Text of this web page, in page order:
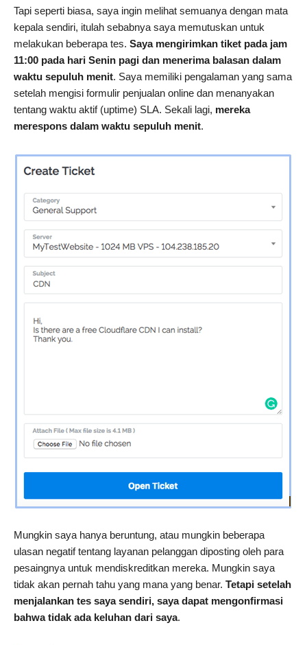
Tapi seperti biasa, saya ingin melihat semuanya dengan mata
kepala sendiri, itulah sebabnya saya memutuskan untuk
melakukan beberapa tes. Saya mengirimkan tiket pada jam
11:00 pada hari Senin pagi dan menerima balasan dalam
waktu sepuluh menit. Saya memiliki pengalaman yang sama
setelah mengisi formulir penjualan online dan menanyakan
tentang waktu aktif (uptime) SLA. Sekali lagi, mereka
merespons dalam waktu sepuluh menit.
Mungkin saya hanya beruntung, atau mungkin beberapa
ulasan negatif tentang layanan pelanggan diposting oleh para
pesaingnya untuk mendiskreditkan mereka. Mungkin saya
tidak akan pernah tahu yang mana yang benar. Tetapi setelah
menjalankan tes saya sendiri, saya dapat mengonfirmasi
bahwa tidak ada keluhan dari saya.